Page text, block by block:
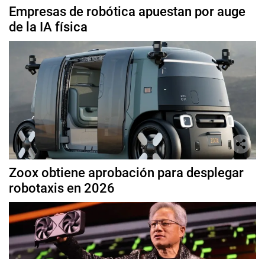
Empresas de robótica apuestan por auge
de la IA física
Zoox obtiene aprobación para desplegar
robotaxis en 2026